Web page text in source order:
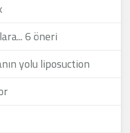
6 öneri
yolu liposuction